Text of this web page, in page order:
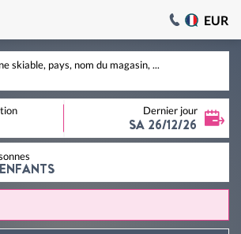
EUR
skiable, pays, nom du magasin, ...
Dernier jour